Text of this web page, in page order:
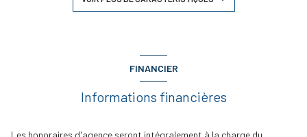
Chauffage individuel : radiateur (gaz)
FINANCIER
Informations financières
Les honoraires d'agence seront intégralement à la charge du